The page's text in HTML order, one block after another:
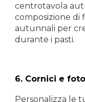
centrotavola
composizione di
autunnali per
durante i pasti.
6. Cornici e foto
Personalizza le